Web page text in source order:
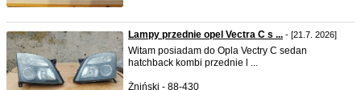
Lampy przednie opel Vectra C s ... - [21.7. 2026]
Witam posiadam do Opla Vectry C sedan
hatchback kombi przednie l ...
Żniński - 88-430